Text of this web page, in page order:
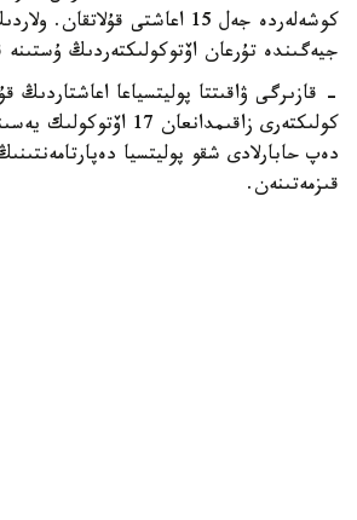
كوشەلەردە جەل 15 اعاشتى
جيەگىندە تۇرعان اۆتوكولىكتەردىڭ ۇستىنە
- قازىرگى ۋاقىتتا پوليتسياعا اعاشتاردىڭ
كولىكتەرى زاقىمدانعان
دەپ حابارلادى شقو پوليتسيا
قىزمەتىنەن.